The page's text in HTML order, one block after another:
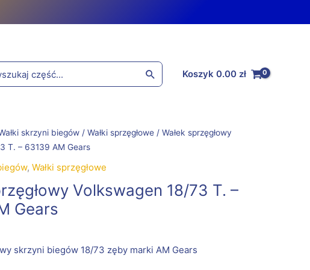
Koszyk 0.00 zł
skrzyni biegów / Wałki sprzęgłowe / Wałek sprzęgłowy
T. – 63139 AM Gears
, Wałki sprzęgłowe
Volkswagen 18/73 T. –
Gears
skrzyni biegów 18/73 zęby marki AM Gears